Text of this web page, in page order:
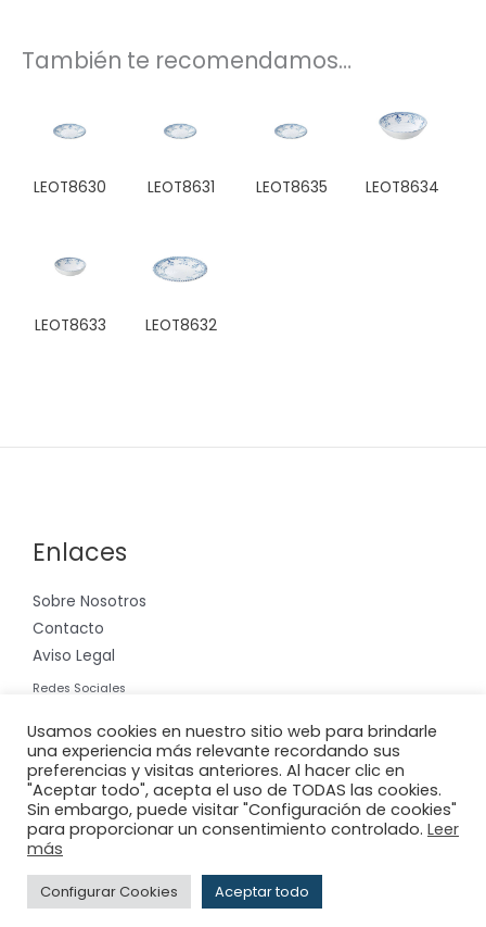
También te recomendamos…
LEOT8630 LEOT8631 LEOT8635 LEOT8634
LEOT8633 LEOT8632
Enlaces
Sobre Nosotros
Contacto
Aviso Legal
Redes Sociales
Copyright © 2026 Riera International, S.A.
Powered byAdderit S.L.
Usamos cookies en nuestro sitio web para brindarle
una experiencia más relevante recordando sus
preferencias y visitas anteriores. Al hacer clic en
"Aceptar todo", acepta el uso de TODAS las cookies.
Sin embargo, puede visitar "Configuración de cookies"
para proporcionar un consentimiento controlado. Leer
más
Configurar Cookies Aceptar todo